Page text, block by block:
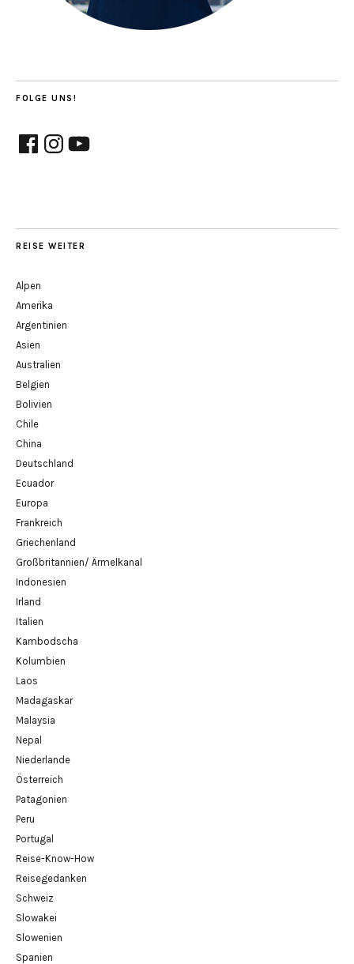
FOLGE UNS!
FacebookInstagram
YouTube
REISE WEITER
Alpen
Amerika
Argentinien
Asien
Australien
Belgien
Bolivien
Chile
China
Deutschland
Ecuador
Europa
Frankreich
Griechenland
Großbritannien/ Ärmelkanal
Indonesien
Irland
Italien
Kambodscha
Kolumbien
Laos
Madagaskar
Malaysia
Nepal
Niederlande
Österreich
Patagonien
Peru
Portugal
Reise-Know-How
Reisegedanken
Schweiz
Slowakei
Slowenien
Spanien